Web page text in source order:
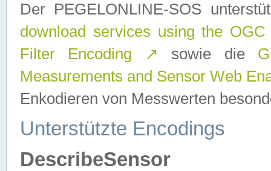
Der PEGELONLINE-SOS
download services using the
Filter Encoding
↗ sowie die
Measurements and Sensor Web
Enkodieren von Messwerten
Unterstützte Encodings
DescribeSensor